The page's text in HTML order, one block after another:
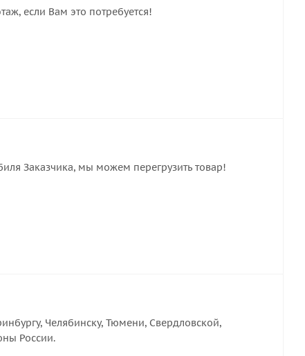
если Вам это потребуется!
Заказчика, мы можем перегрузить товар!
Челябинску, Тюмени, Свердловской,
России.